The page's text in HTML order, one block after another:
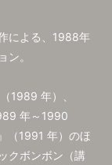
による、1988年
ン。
1989 年）、
年～1990
（1991 年）のほ
クボンボン（講